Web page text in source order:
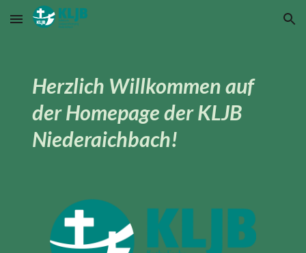
Skip to main content Skip to navigation
Herzlich Willkommen auf
der Homepage der KLJB
Niederaichbach!